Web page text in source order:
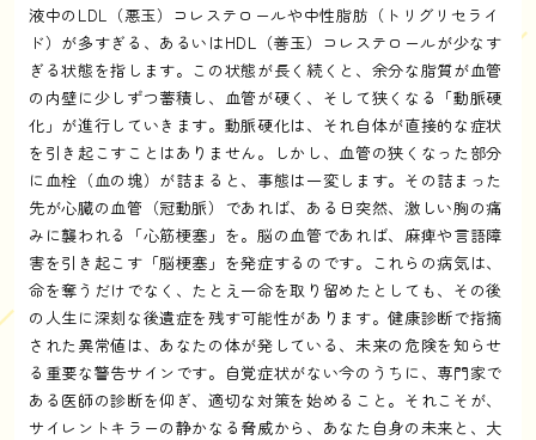
液中のLDL（悪玉）コレステロールや中性脂肪（トリグリセライ
ド）が多すぎる、あるいはHDL（善玉）コレステロールが少なす
ぎる状態を指します。この状態が長く続くと、余分な脂質が血管
の内壁に少しずつ蓄積し、血管が硬く、そして狭くなる「動脈硬
化」が進行していきます。動脈硬化は、それ自体が直接的な症状
を引き起こすことはありません。しかし、血管の狭くなった部分
に血栓（血の塊）が詰まると、事態は一変します。その詰まった
先が心臓の血管（冠動脈）であれば、ある日突然、激しい胸の痛
みに襲われる「心筋梗塞」を。脳の血管であれば、麻痺や言語障
害を引き起こす「脳梗塞」を発症するのです。これらの病気は、
命を奪うだけでなく、たとえ一命を取り留めたとしても、その後
の人生に深刻な後遺症を残す可能性があります。健康診断で指摘
された異常値は、あなたの体が発している、未来の危険を知らせ
る重要な警告サインです。自覚症状がない今のうちに、専門家で
ある医師の診断を仰ぎ、適切な対策を始めること。それこそが、
サイレントキラーの静かなる脅威から、あなた自身の未来と、大